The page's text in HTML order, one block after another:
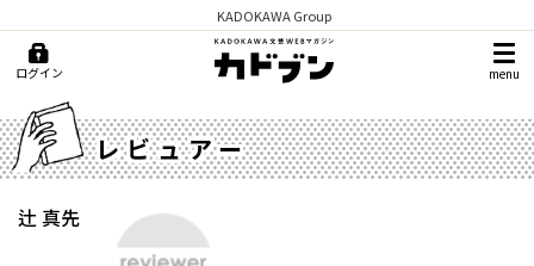
KADOKAWA Group
ログイン menu
レビュアー
辻 真先